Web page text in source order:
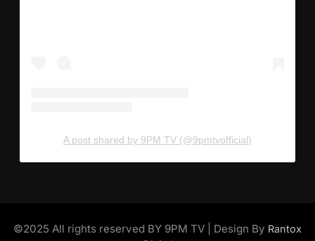
A post shared by 9PM TV (@9pmtvofficial)
©2025 All rights reserved BY 9PM TV | Design By Rantox